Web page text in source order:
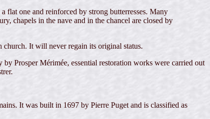
flat one and reinforced by strong butterresses. Many
chapels in the nave and in the chancel are closed by
church. It will never regain its original status.
Prosper Mérimée, essential restoration works were carried out
It was built in 1697 by Pierre Puget and is classified as